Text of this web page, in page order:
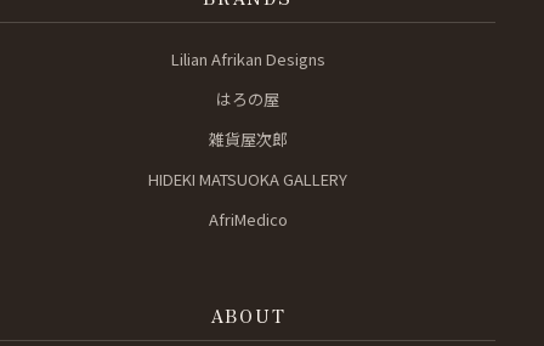
Lilian Afrikan Designs
はろの屋
雑貨屋次郎
HIDEKI MATSUOKA GALLERY
AfriMedico
ABOUT